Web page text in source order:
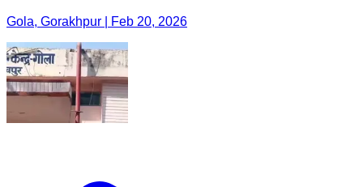
Gola, Gorakhpur | Feb 20, 2026